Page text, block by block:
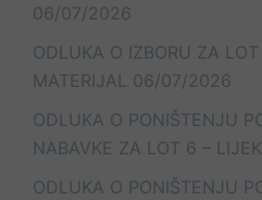
06/07/2026
ODLUKA O IZBORU ZA
MATERIJAL 06/07/2026
ODLUKA O PONIŠTENJU
NABAVKE ZA LOT 6 –
ODLUKA O PONIŠTENJU